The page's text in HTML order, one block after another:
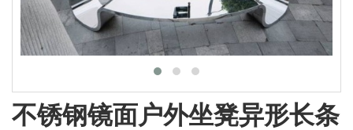
不锈钢镜面户外坐凳异形长条